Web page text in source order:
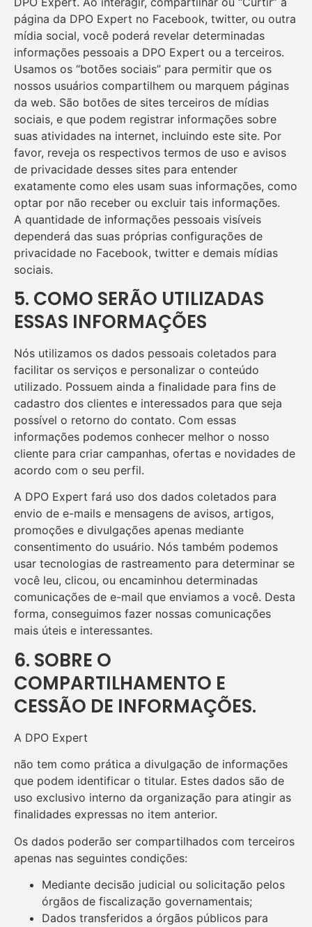
página da DPO Expert no Facebook, twitter, ou outra
mídia social, você poderá revelar determinadas
informações pessoais a DPO Expert ou a terceiros.
Usamos os “botões sociais” para permitir que os
nossos usuários compartilhem ou marquem páginas
da web. São botões de sites terceiros de mídias
sociais, e que podem registrar informações sobre
suas atividades na internet, incluindo este site. Por
favor, reveja os respectivos termos de uso e avisos
de privacidade desses sites para entender
exatamente como eles usam suas informações, como
optar por não receber ou excluir tais informações.
A quantidade de informações pessoais visíveis
dependerá das suas próprias configurações de
privacidade no Facebook, twitter e demais mídias
sociais.
5. COMO SERÃO UTILIZADAS
ESSAS INFORMAÇÕES
Nós utilizamos os dados pessoais coletados para
facilitar os serviços e personalizar o conteúdo
utilizado. Possuem ainda a finalidade para fins de
cadastro dos clientes e interessados para que seja
possível o retorno do contato. Com essas
informações podemos conhecer melhor o nosso
cliente para criar campanhas, ofertas e novidades de
acordo com o seu perfil.
A DPO Expert fará uso dos dados coletados para
envio de e-mails e mensagens de avisos, artigos,
promoções e divulgações apenas mediante
consentimento do usuário. Nós também podemos
usar tecnologias de rastreamento para determinar se
você leu, clicou, ou encaminhou determinadas
comunicações de e-mail que enviamos a você. Desta
forma, conseguimos fazer nossas comunicações
mais úteis e interessantes.
6. SOBRE O
COMPARTILHAMENTO E
CESSÃO DE INFORMAÇÕES.
A DPO Expert
não tem como prática a divulgação de informações
que podem identificar o titular. Estes dados são de
uso exclusivo interno da organização para atingir as
finalidades expressas no item anterior.
Os dados poderão ser compartilhados com terceiros
apenas nas seguintes condições:
Mediante decisão judicial ou solicitação pelos
órgãos de fiscalização governamentais;
Dados transferidos a órgãos públicos para